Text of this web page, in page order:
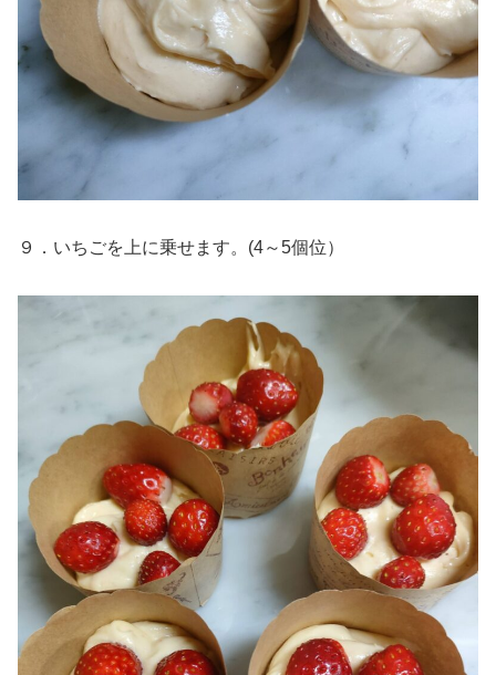
９．いちごを上に乗せます。(4～5個位）